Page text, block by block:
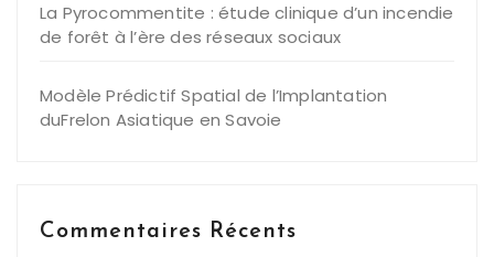
La Pyrocommentite : étude clinique d’un incendie
de forêt à l’ère des réseaux sociaux
Modèle Prédictif Spatial de l’Implantation
duFrelon Asiatique en Savoie
Commentaires Récents